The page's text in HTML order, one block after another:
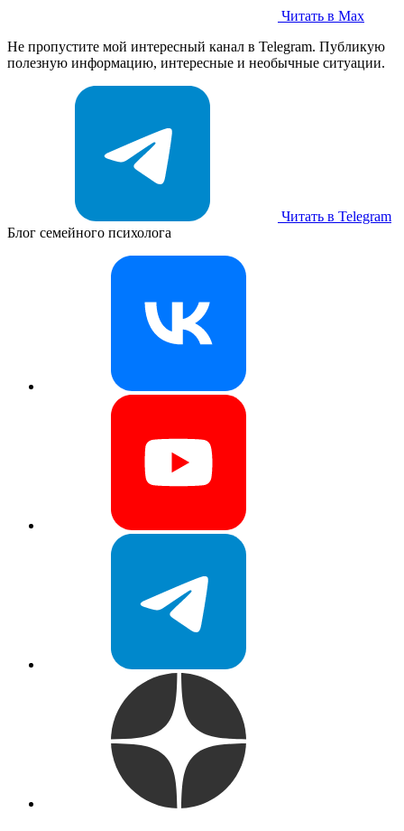
Читать в Max
Не пропустите мой интересный канал в Telegram. Публикую
полезную информацию, интересные и необычные ситуации.
Читать в Telegram
Блог семейного психолога